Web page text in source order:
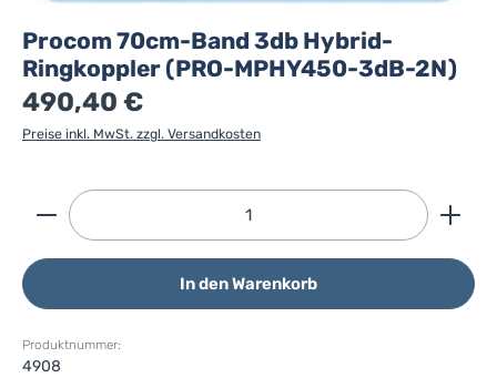
Procom 70cm-Band 3db Hybrid-
Ringkoppler (PRO-MPHY450-3dB-2N)
490,40 €
Preise inkl. MwSt. zzgl. Versandkosten
Produkt Anzahl: Gib den gewünschten Wert ein
In den Warenkorb
Produktnummer:
4908